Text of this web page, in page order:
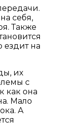
себя,
Также
ездит на
их
с
как она
Мало
А